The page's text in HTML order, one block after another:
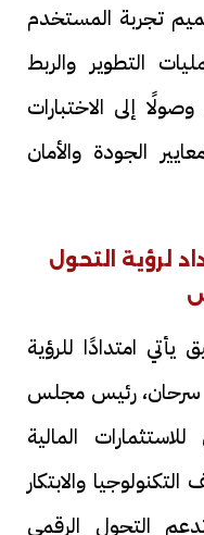
تجربة المستخدم
التطوير والربط
إلى الاختبارات
الجودة والأمان
لرؤية التحول
امتدادًا للرؤية
سرحان، رئيس مجلس
المالية
والابتكار
التحول الرقمي